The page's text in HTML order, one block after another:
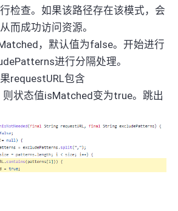
检查。如果该路径存在该模式，会
而成功访问资源。
，默认值为false。开始进行
进行分隔处理。
requestURL包含
状态值isMatched变为true。跳出